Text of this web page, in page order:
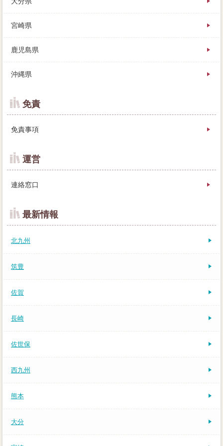
宮崎県
鹿児島県
沖縄県
免責
免責事項
運営
連絡窓口
最新情報
北九州
筑豊
佐賀
長崎
佐世保
西九州
熊本
大分